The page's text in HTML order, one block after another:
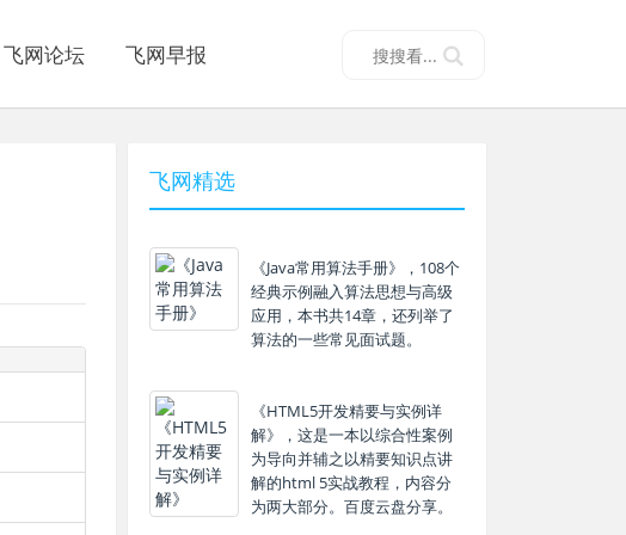
飞网论坛 飞网早报
飞网精选
《Java常用算法手册》，108个
经典示例融入算法思想与高级
应用，本书共14章，还列举了
算法的一些常见面试题。
《HTML5开发精要与实例详
解》，这是一本以综合性案例
为导向并辅之以精要知识点讲
解的html 5实战教程，内容分
为两大部分。百度云盘分享。